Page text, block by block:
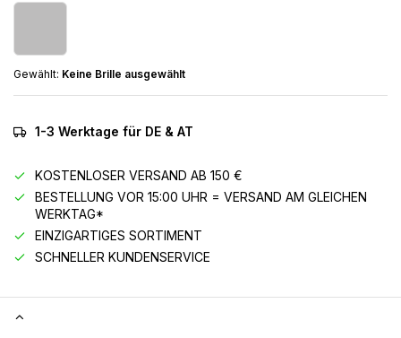
Gewählt: Keine Brille ausgewählt
1-3 Werktage für DE & AT
KOSTENLOSER VERSAND AB 150 €
BESTELLUNG VOR 15:00 UHR = VERSAND AM GLEICHEN
WERKTAG*
EINZIGARTIGES SORTIMENT
SCHNELLER KUNDENSERVICE